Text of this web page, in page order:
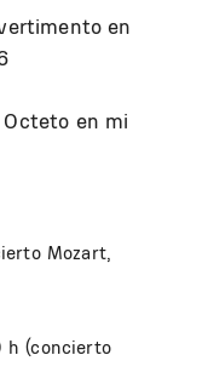
en
en mi
Mozart,
h (concierto